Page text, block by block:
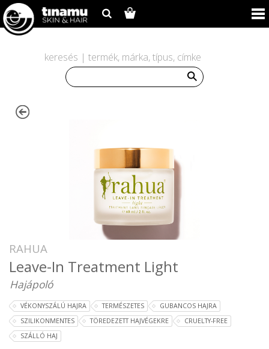
keresés | termék, márka, típus, címke
RAHUA
Leave-In Treatment Light
Hajápoló
VÉKONYSZÁLÚ HAJRA TERMÉSZETES
GUBANCOS HAJRA
SZILIKONMENTES
TÖREDEZETT HAJVÉGEKRE
CRUELTY-FREE
SZÁLLÓ HAJ